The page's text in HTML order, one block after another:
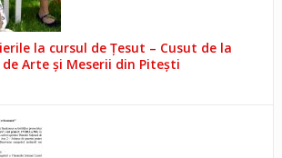
la cursul de Țesut – Cusut de la
Arte și Meserii din Pitești